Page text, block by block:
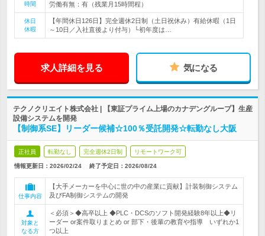
時間
労働有無：有（残業月15時間程）
休日
休暇
【年間休日126日】完全週休2日制（土日祝休み）有給休暇（1日
～10日／入社直後より付与）└初年度は…
求人詳細を見る 気になる
テクノクリエイト株式会社 | 【東証プライム上場のカナデングループ】生産
設備システムを開発
【制御系SE】リーダー候補☆100％受託開発☆転勤なし大阪
正社員 転勤なし 完全週休2日制 リモートワーク可
情報更新日：2026/02/24 終了予定日： 2026/08/24
仕事内容
【大手メーカーを中心に世の中の産業に貢献】計装制御システム
及びFA制御システムの開発
対象と
なる方
＜必須＞◆高卒以上 ◆PLC・DCSのソフト開発経験8年以上◆リ
ーダー or案件取りまとめ or 部下・後輩の教育や指導 いずれか1
つ以上